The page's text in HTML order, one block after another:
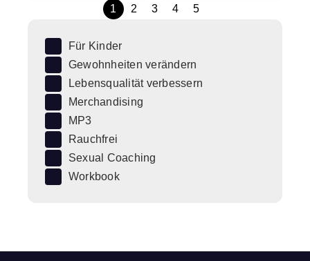
1 2 3 4 5
Für Kinder
Gewohnheiten verändern
Lebensqualität verbessern
Merchandising
MP3
Rauchfrei
Sexual Coaching
Workbook